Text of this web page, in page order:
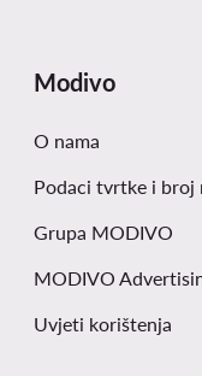
Modivo
O nama
Podaci tvrtke i broj
Grupa MODIVO
MODIVO
Uvjeti korištenja